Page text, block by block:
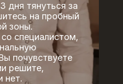
дня тянуться за
на пробный
зоны.
специалистом,
почувствуете
решите,
нет.